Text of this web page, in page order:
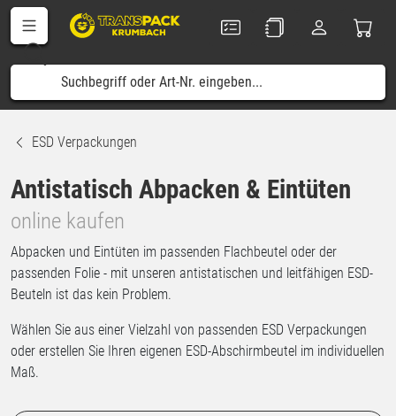
ESD Verpackungen
Antistatisch Abpacken & Eintüten
online kaufen
Abpacken und Eintüten im passenden Flachbeutel oder der
passenden Folie - mit unseren antistatischen und leitfähigen ESD-
Beuteln ist das kein Problem.
Wählen Sie aus einer Vielzahl von passenden ESD Verpackungen
oder erstellen Sie Ihren eigenen ESD-Abschirmbeutel im individuellen
Maß.